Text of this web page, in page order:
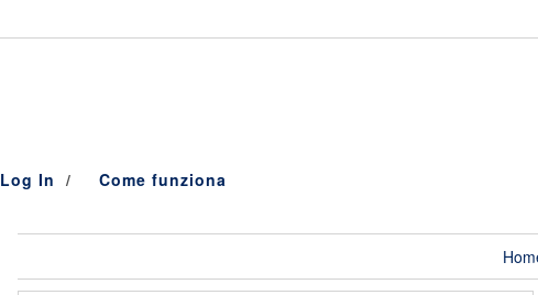
Log In Come funziona